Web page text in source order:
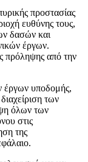
προστασίας
ευθύνης τους,
δασών και
έργων.
πρόληψης από την
έργων υποδομής,
των
όλων των
στις
της